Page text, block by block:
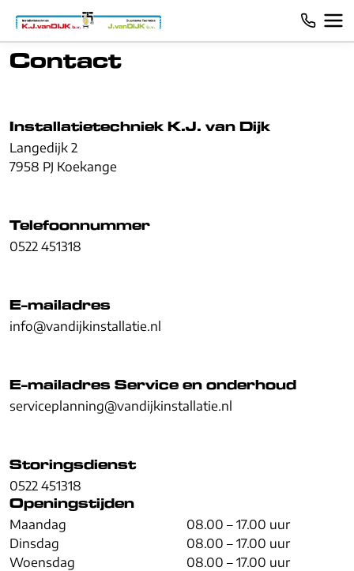
Contact
Installatietechniek K.J. van Dijk
Langedijk 2
7958 PJ Koekange
Telefoonnummer
0522 451318
E-mailadres
info@vandijkinstallatie.nl
E-mailadres Service en onderhoud
serviceplanning@vandijkinstallatie.nl
Storingsdienst
0522 451318
Openingstijden
Maandag
08.00 – 17.00 uur
Dinsdag
08.00 – 17.00 uur
Woensdag
08.00 – 17.00 uur